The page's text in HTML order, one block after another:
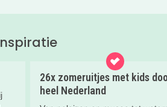
26x zomeruitjes met kids
heel Nederland